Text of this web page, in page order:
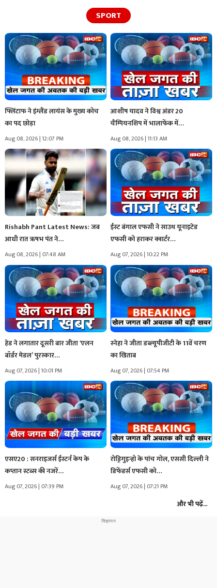
SPORT
फ्लिंटाफ ने इंग्लैंड लायंस के मुख्य कोच
का पद छोड़ा
Aug 08, 2026 | 12:07 PM
आशीष यादव ने विश्व अंडर 20
चैम्पियनशिप में भालाफेंक में…
Aug 08, 2026 | 11:13 AM
Rishabh Pant Latest News: जब
आधी रात ऋषभ पंत ने…
Aug 08, 2026 | 07:48 AM
ईस्ट बंगाल एफसी ने साउथ यूनाइटेड
एफसी को हराकर क्वार्टर…
Aug 07, 2026 | 10:22 PM
हेड ने लगातार दूसरी बार जीता ‘एलन
बॉर्डर मेडल’ पुरस्कार…
Aug 07, 2026 | 10:01 PM
स्नेहा ने जीता डब्ल्यूपीजीटी के 11वें चरण
का खिताब
Aug 07, 2026 | 07:54 PM
एसए20 : सनराइजर्स ईस्टर्न केप के
कप्तान स्टब्स की नजरें…
Aug 07, 2026 | 07:39 PM
रोड्रिगुइन्हो के पांच गोल, एससी दिल्ली ने
डिफेंडर्स एफसी को…
Aug 07, 2026 | 07:21 PM
और भी पढ़ें...